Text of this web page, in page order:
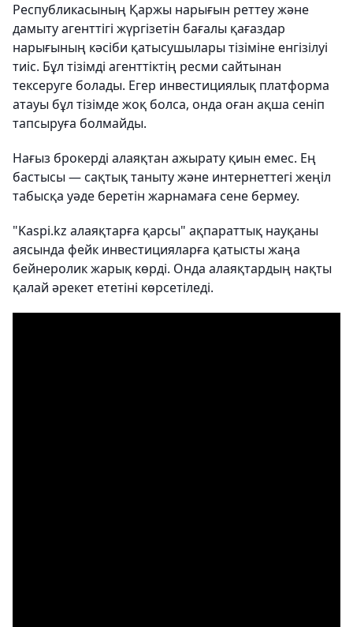
Республикасының Қаржы нарығын реттеу және
дамыту агенттігі жүргізетін бағалы қағаздар
нарығының кәсіби қатысушылары тізіміне енгізілуі
тиіс. Бұл тізімді агенттіктің ресми сайтынан
тексеруге болады. Егер инвестициялық платформа
атауы бұл тізімде жоқ болса, онда оған ақша сеніп
тапсыруға болмайды.
Нағыз брокерді алаяқтан ажырату қиын емес. Ең
бастысы — сақтық таныту және интернеттегі жеңіл
табысқа уәде беретін жарнамаға сене бермеу.
"Kaspi.kz алаяқтарға қарсы" ақпараттық науқаны
аясында фейк инвестицияларға қатысты жаңа
бейнеролик жарық көрді. Онда алаяқтардың нақты
қалай әрекет ететіні көрсетіледі.